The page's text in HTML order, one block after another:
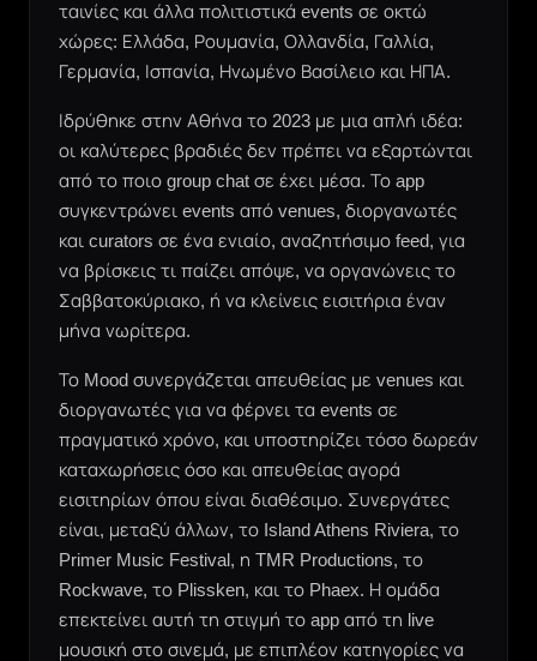
ταινίες και άλλα πολιτιστικά events σε οκτώ
χώρες: Ελλάδα, Ρουμανία, Ολλανδία, Γαλλία,
Γερμανία, Ισπανία, Ηνωμένο Βασίλειο και ΗΠΑ.
Ιδρύθηκε στην Αθήνα το 2023 με μια απλή ιδέα:
οι καλύτερες βραδιές δεν πρέπει να εξαρτώνται
από το ποιο group chat σε έχει μέσα. Το app
συγκεντρώνει events από venues, διοργανωτές
και curators σε ένα ενιαίο, αναζητήσιμο feed, για
να βρίσκεις τι παίζει απόψε, να οργανώνεις το
Σαββατοκύριακο, ή να κλείνεις εισιτήρια έναν
μήνα νωρίτερα.
Το Mood συνεργάζεται απευθείας με venues και
διοργανωτές για να φέρνει τα events σε
πραγματικό χρόνο, και υποστηρίζει τόσο δωρεάν
καταχωρήσεις όσο και απευθείας αγορά
εισιτηρίων όπου είναι διαθέσιμο. Συνεργάτες
είναι, μεταξύ άλλων, το Island Athens Riviera, το
Primer Music Festival, η TMR Productions, το
Rockwave, το Plissken, και το Phaex. Η ομάδα
επεκτείνει αυτή τη στιγμή το app από τη live
μουσική στο σινεμά, με επιπλέον κατηγορίες να